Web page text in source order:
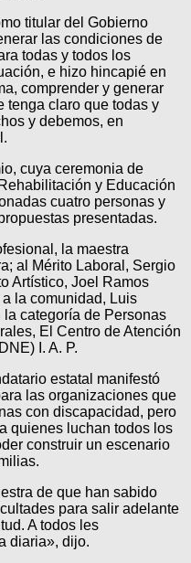
titular del Gobierno
las condiciones de
todas y todos los
e hizo hincapié en
comprender y generar
tenga claro que todas y
y debemos, en
cuya ceremonia de
y Educación
cuatro personas y
presentadas.
la maestra
al Mérito Laboral, Sergio
Artístico, Joel Ramos
la comunidad, Luis
categoría de Personas
El Centro de Atención
I. A. P.
estatal manifestó
las organizaciones que
con discapacidad, pero
quienes luchan todos los
construir un escenario
de que han sabido
para salir adelante
A todos les
diaria», dijo.